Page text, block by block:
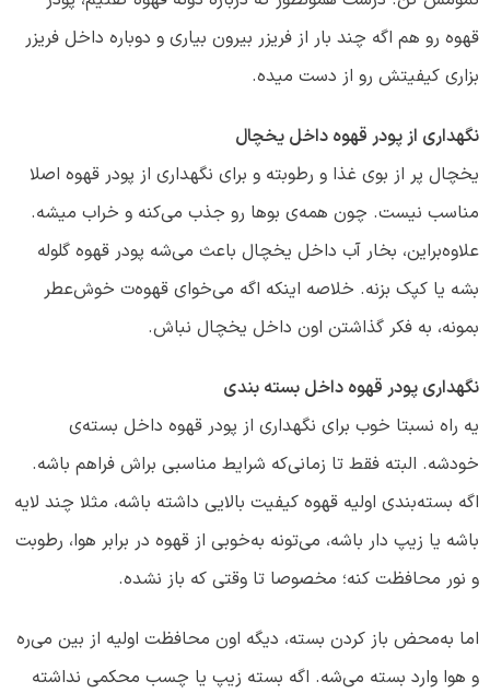
قهوه رو هم اگه چند بار از فریزر بیرون بیاری و دوباره داخل فریزر
بزاری کیفیتش رو از دست میده.
نگهداری از پودر قهوه داخل یخچال
یخچال پر از بوی غذا و رطوبته و برای نگهداری از پودر قهوه اصلا
مناسب نیست. چون همه‌ی بوها رو جذب می‌کنه و خراب میشه.
علاوه‌براین، بخار آب داخل یخچال باعث می‌شه پودر قهوه گلوله
بشه یا کپک بزنه. خلاصه اینکه اگه می‌خوای قهوه‌ت خوش‌عطر
بمونه، به فکر گذاشتن اون داخل یخچال نباش.
نگهداری پودر قهوه داخل بسته بندی
یه راه نسبتا خوب برای نگهداری از پودر قهوه داخل بسته‌ی
خودشه. البته فقط تا زمانی‌که شرایط مناسبی براش فراهم باشه.
اگه بسته‌بندی اولیه قهوه کیفیت بالایی داشته باشه، مثلا چند لایه
باشه یا زیپ دار باشه، می‌تونه به‌خوبی از قهوه در برابر هوا، رطوبت
و نور محافظت کنه؛ مخصوصا تا وقتی که باز نشده.
اما به‌محض باز کردن بسته، دیگه اون محافظت اولیه از بین می‌ره
و هوا وارد بسته می‌شه. اگه بسته زیپ یا چسب محکمی نداشته